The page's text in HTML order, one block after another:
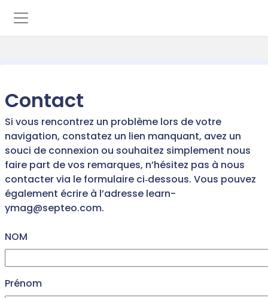
Panneau latéral
Contact
Si vous rencontrez un problème lors de votre
navigation, constatez un lien manquant, avez un
souci de connexion ou souhaitez simplement nous
faire part de vos remarques, n’hésitez pas à nous
contacter via le formulaire ci‑dessous. Vous pouvez
également écrire à l’adresse learn-
ymag@septeo.com.
NOM
Prénom